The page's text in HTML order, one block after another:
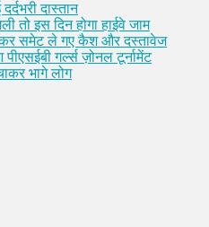
दास्तान
तो इस दिन होगा हाईवे जाम
समेट ले गए कैश और दस्तावेज
गर्ल्स ज़ोनल टूर्नामेंट
भागे लोग